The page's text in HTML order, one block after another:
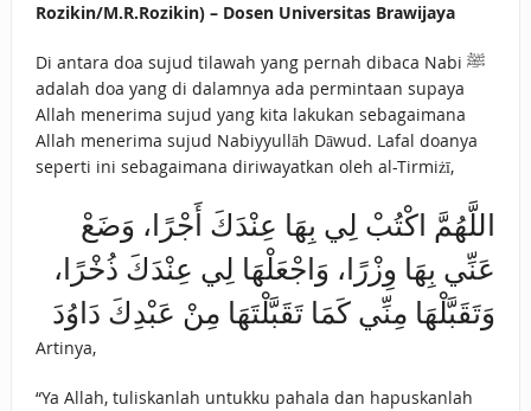
Rozikin/M.R.Rozikin) – Dosen Universitas Brawijaya
Di antara doa sujud tilawah yang pernah dibaca Nabi ﷺ
adalah doa yang di dalamnya ada permintaan supaya
Allah menerima sujud yang kita lakukan sebagaimana
Allah menerima sujud Nabiyyullāh Dāwud. Lafal doanya
seperti ini sebagaimana diriwayatkan oleh al-Tirmiżī,
اللَّهُمَّ اكْتُبْ لِي بِهَا عِنْدَكَ أَجْرًا، ‌وَضَعْ
‌عَنِّي ‌بِهَا ‌وِزْرًا، وَاجْعَلْهَا لِي عِنْدَكَ ذُخْرًا،
وَتَقَبَّلْهَا مِنِّي كَمَا تَقَبَّلْتَهَا مِنْ عَبْدِكَ دَاوُدَ
Artinya,
“Ya Allah, tuliskanlah untukku pahala dan hapuskanlah